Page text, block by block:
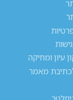
עיון ומחיקה
מאמר